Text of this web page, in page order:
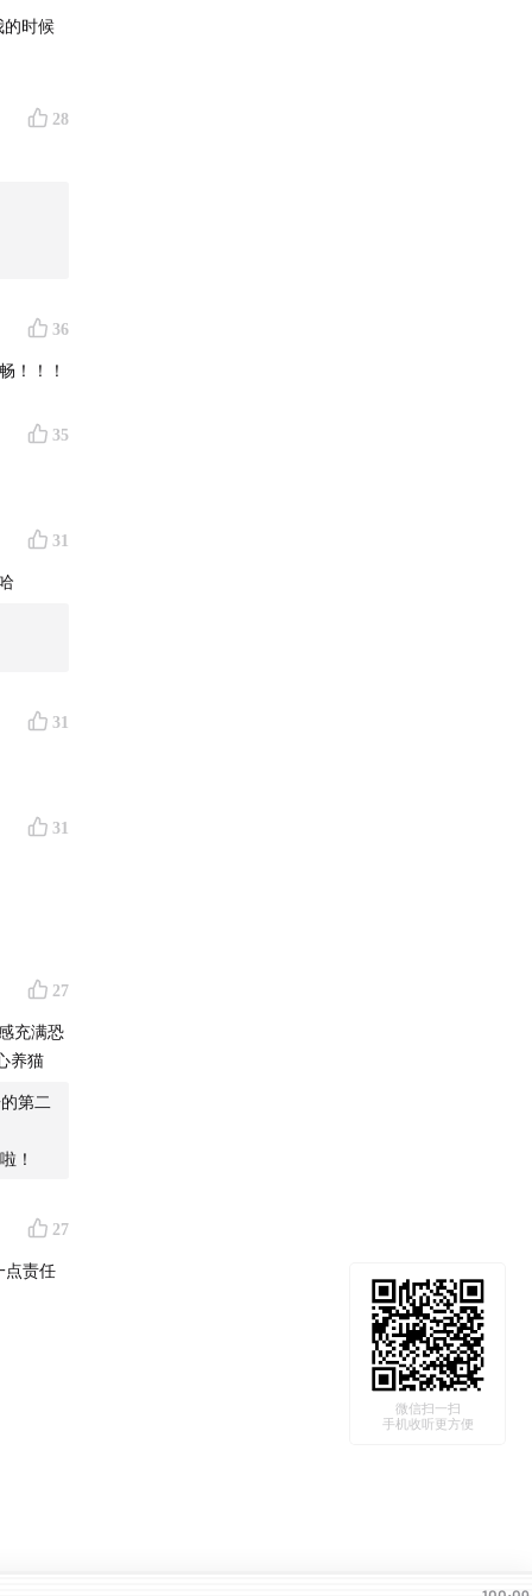
的时候
28
36
！！！
35
31
31
31
27
充满恐
养猫
第二
！
27
点责任
微信扫一扫
手机收听更方便